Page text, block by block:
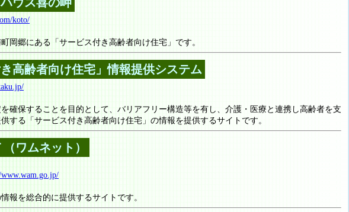
koto/
岡郷にある「サービス付き高齢者向け住宅」です。
き高齢者向け住宅」情報提供システム
確保することを目的として、バリアフリー構造等を有し、介護・医療と連携し高齢者を支
する「サービス付き高齢者向け住宅」の情報を提供するサイトです。
ワムネット）
報を総合的に提供するサイトです。